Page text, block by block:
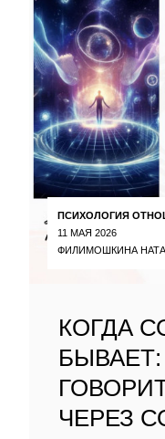
ПСИХОЛОГИЯ
11 МАЯ 2026
ФИЛИМОШКИНА
КОГДА
ЧЕРЕЗ